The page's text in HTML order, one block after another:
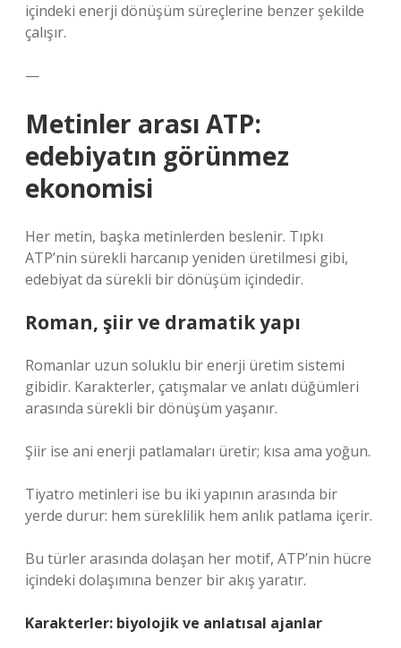
içindeki enerji dönüşüm süreçlerine benzer şekilde
çalışır.
—
Metinler arası ATP:
edebiyatın görünmez
ekonomisi
Her metin, başka metinlerden beslenir. Tıpkı
ATP’nin sürekli harcanıp yeniden üretilmesi gibi,
edebiyat da sürekli bir dönüşüm içindedir.
Roman, şiir ve dramatik yapı
Romanlar uzun soluklu bir enerji üretim sistemi
gibidir. Karakterler, çatışmalar ve anlatı düğümleri
arasında sürekli bir dönüşüm yaşanır.
Şiir ise ani enerji patlamaları üretir; kısa ama yoğun.
Tiyatro metinleri ise bu iki yapının arasında bir
yerde durur: hem süreklilik hem anlık patlama içerir.
Bu türler arasında dolaşan her motif, ATP’nin hücre
içindeki dolaşımına benzer bir akış yaratır.
Karakterler: biyolojik ve anlatısal ajanlar